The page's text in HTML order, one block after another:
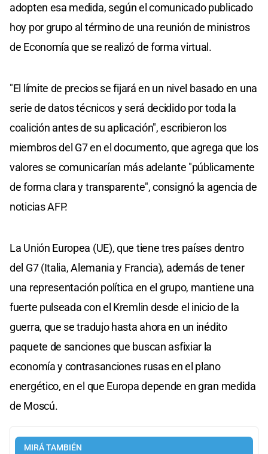
adopten esa medida, según el comunicado publicado
hoy por grupo al término de una reunión de ministros
de Economía que se realizó de forma virtual.
"El límite de precios se fijará en un nivel basado en una
serie de datos técnicos y será decidido por toda la
coalición antes de su aplicación", escribieron los
miembros del G7 en el documento, que agrega que los
valores se comunicarían más adelante "públicamente
de forma clara y transparente", consignó la agencia de
noticias AFP.
La Unión Europea (UE), que tiene tres países dentro
del G7 (Italia, Alemania y Francia), además de tener
una representación política en el grupo, mantiene una
fuerte pulseada con el Kremlin desde el inicio de la
guerra, que se tradujo hasta ahora en un inédito
paquete de sanciones que buscan asfixiar la
economía y contrasanciones rusas en el plano
energético, en el que Europa depende en gran medida
de Moscú.
MIRÁ TAMBIÉN